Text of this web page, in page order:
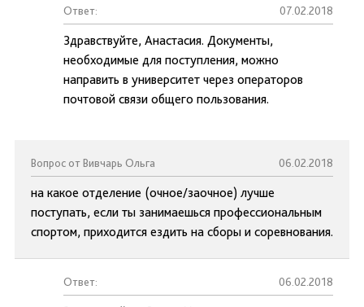
Ответ: 07.02.2018
Здравствуйте, Анастасия. Документы,
необходимые для поступления, можно
направить в университет через операторов
почтовой связи общего пользования.
Вопрос от Вивчарь Ольга 06.02.2018
на какое отделение (очное/заочное) лучше
поступать, если ты занимаешься профессиональным
спортом, приходится ездить на сборы и соревнования.
Ответ: 06.02.2018